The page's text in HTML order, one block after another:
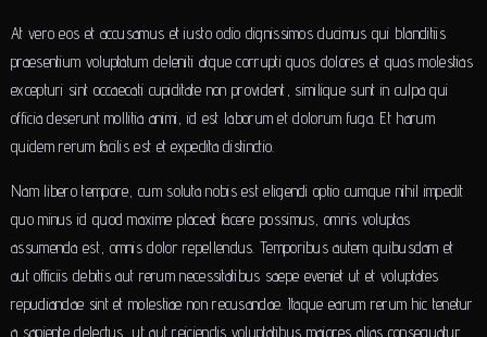
At vero eos et accusamus et iusto odio dignissimos ducimus qui blanditiis
praesentium voluptatum deleniti atque corrupti quos dolores et quas molestias
excepturi sint occaecati cupiditate non provident, similique sunt in culpa qui
officia deserunt mollitia animi, id est laborum et dolorum fuga. Et harum
quidem rerum facilis est et expedita distinctio.
Nam libero tempore, cum soluta nobis est eligendi optio cumque nihil impedit
quo minus id quod maxime placeat facere possimus, omnis voluptas
assumenda est, omnis dolor repellendus. Temporibus autem quibusdam et
aut officiis debitis aut rerum necessitatibus saepe eveniet ut et voluptates
repudiandae sint et molestiae non recusandae. Itaque earum rerum hic tenetur
a sapiente delectus, ut aut reiciendis voluptatibus maiores alias consequatur